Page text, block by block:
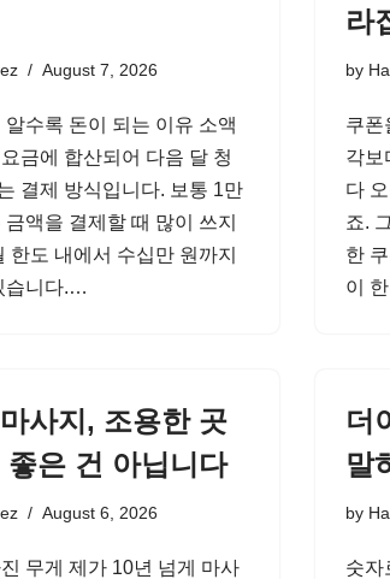
August 7, 2026
알수록 돈이 되는 이유 소액
금에 합산되어 다음 달 청
결제 방식입니다. 보통 1만
액을 결제할 때 많이 쓰지
한도 내에서 수십만 원까지
습니다.…
라
by
쿠폰
각보
다
죠.
한
이
사지, 조용한 곳
좋은 건 아닙니다
August 6, 2026
무게 제가 10년 넘게 마사
더
말
by
숫자